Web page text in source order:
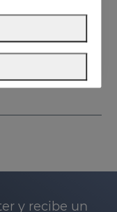
y recibe un